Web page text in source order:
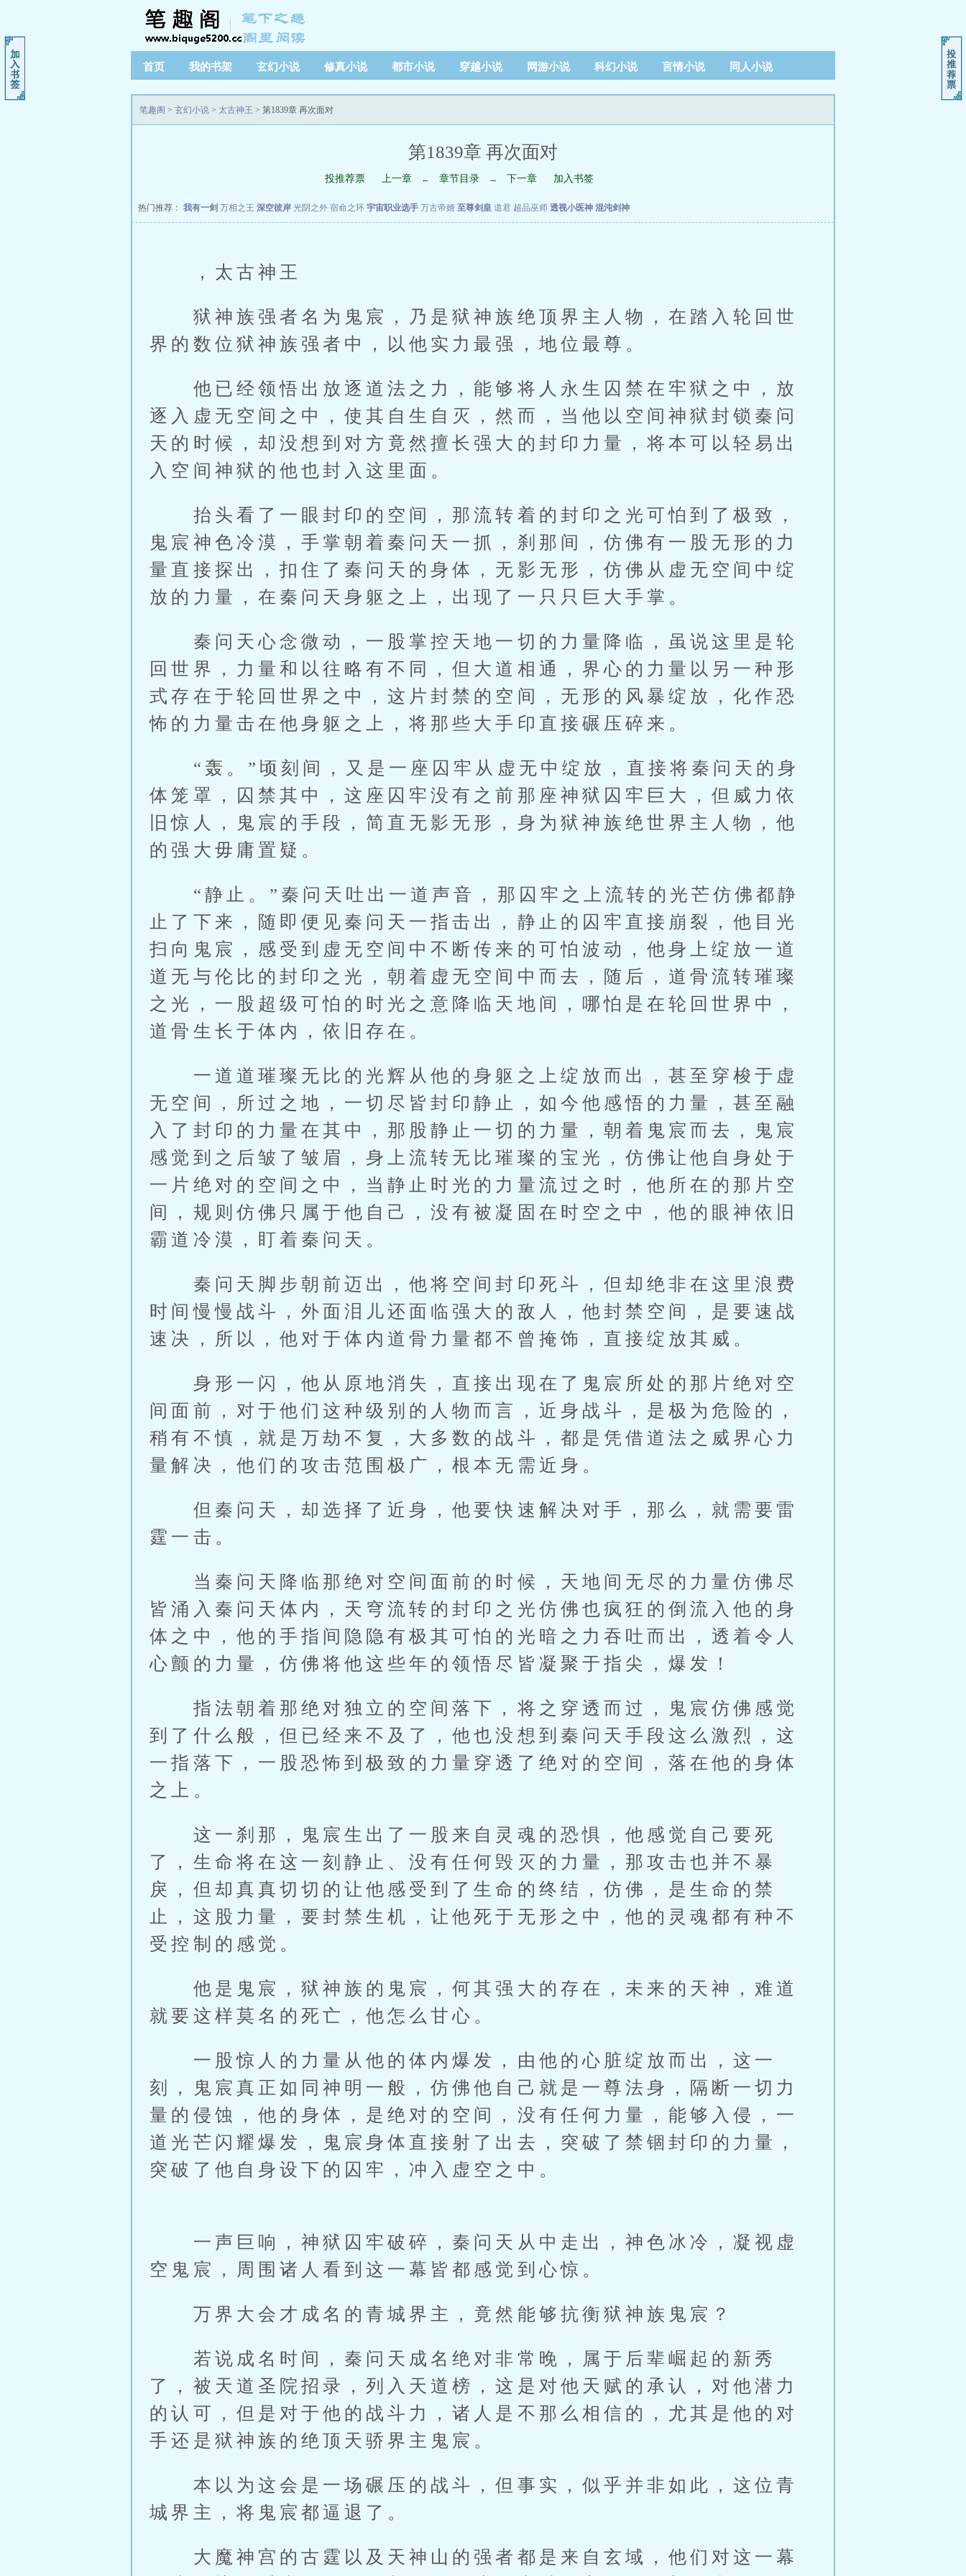
首页 我的书架 玄幻小说 修真小说 都市小说 穿越小说 网游小说 科幻小说 言情小说 同人小说
笔趣阁 > 玄幻小说 > 太古神王 > 第1839章 再次面对
第1839章 再次面对
投推荐票 上一章 ← 章节目录 → 下一章 加入书签
热门推荐： 我有一剑 万相之王 深空彼岸 光阴之外 宿命之环 宇宙职业选手 万古帝婿 至尊剑皇 道君 超品巫师 透视小医神 混沌剑神
，太古神王
狱神族强者名为鬼宸，乃是狱神族绝顶界主人物，在踏入轮回世
界的数位狱神族强者中，以他实力最强，地位最尊。
他已经领悟出放逐道法之力，能够将人永生囚禁在牢狱之中，放
逐入虚无空间之中，使其自生自灭，然而，当他以空间神狱封锁秦问
天的时候，却没想到对方竟然擅长强大的封印力量，将本可以轻易出
入空间神狱的他也封入这里面。
抬头看了一眼封印的空间，那流转着的封印之光可怕到了极致，
鬼宸神色冷漠，手掌朝着秦问天一抓，刹那间，仿佛有一股无形的力
量直接探出，扣住了秦问天的身体，无影无形，仿佛从虚无空间中绽
放的力量，在秦问天身躯之上，出现了一只只巨大手掌。
秦问天心念微动，一股掌控天地一切的力量降临，虽说这里是轮
回世界，力量和以往略有不同，但大道相通，界心的力量以另一种形
式存在于轮回世界之中，这片封禁的空间，无形的风暴绽放，化作恐
怖的力量击在他身躯之上，将那些大手印直接碾压碎来。
“轰。”顷刻间，又是一座囚牢从虚无中绽放，直接将秦问天的身
体笼罩，囚禁其中，这座囚牢没有之前那座神狱囚牢巨大，但威力依
旧惊人，鬼宸的手段，简直无影无形，身为狱神族绝世界主人物，他
的强大毋庸置疑。
“静止。”秦问天吐出一道声音，那囚牢之上流转的光芒仿佛都静
止了下来，随即便见秦问天一指击出，静止的囚牢直接崩裂，他目光
扫向鬼宸，感受到虚无空间中不断传来的可怕波动，他身上绽放一道
道无与伦比的封印之光，朝着虚无空间中而去，随后，道骨流转璀璨
之光，一股超级可怕的时光之意降临天地间，哪怕是在轮回世界中，
道骨生长于体内，依旧存在。
一道道璀璨无比的光辉从他的身躯之上绽放而出，甚至穿梭于虚
无空间，所过之地，一切尽皆封印静止，如今他感悟的力量，甚至融
入了封印的力量在其中，那股静止一切的力量，朝着鬼宸而去，鬼宸
感觉到之后皱了皱眉，身上流转无比璀璨的宝光，仿佛让他自身处于
一片绝对的空间之中，当静止时光的力量流过之时，他所在的那片空
间，规则仿佛只属于他自己，没有被凝固在时空之中，他的眼神依旧
霸道冷漠，盯着秦问天。
秦问天脚步朝前迈出，他将空间封印死斗，但却绝非在这里浪费
时间慢慢战斗，外面泪儿还面临强大的敌人，他封禁空间，是要速战
速决，所以，他对于体内道骨力量都不曾掩饰，直接绽放其威。
身形一闪，他从原地消失，直接出现在了鬼宸所处的那片绝对空
间面前，对于他们这种级别的人物而言，近身战斗，是极为危险的，
稍有不慎，就是万劫不复，大多数的战斗，都是凭借道法之威界心力
量解决，他们的攻击范围极广，根本无需近身。
但秦问天，却选择了近身，他要快速解决对手，那么，就需要雷
霆一击。
当秦问天降临那绝对空间面前的时候，天地间无尽的力量仿佛尽
皆涌入秦问天体内，天穹流转的封印之光仿佛也疯狂的倒流入他的身
体之中，他的手指间隐隐有极其可怕的光暗之力吞吐而出，透着令人
心颤的力量，仿佛将他这些年的领悟尽皆凝聚于指尖，爆发！
指法朝着那绝对独立的空间落下，将之穿透而过，鬼宸仿佛感觉
到了什么般，但已经来不及了，他也没想到秦问天手段这么激烈，这
一指落下，一股恐怖到极致的力量穿透了绝对的空间，落在他的身体
之上。
这一刹那，鬼宸生出了一股来自灵魂的恐惧，他感觉自己要死
了，生命将在这一刻静止、没有任何毁灭的力量，那攻击也并不暴
戾，但却真真切切的让他感受到了生命的终结，仿佛，是生命的禁
止，这股力量，要封禁生机，让他死于无形之中，他的灵魂都有种不
受控制的感觉。
他是鬼宸，狱神族的鬼宸，何其强大的存在，未来的天神，难道
就要这样莫名的死亡，他怎么甘心。
一股惊人的力量从他的体内爆发，由他的心脏绽放而出，这一
刻，鬼宸真正如同神明一般，仿佛他自己就是一尊法身，隔断一切力
量的侵蚀，他的身体，是绝对的空间，没有任何力量，能够入侵，一
道光芒闪耀爆发，鬼宸身体直接射了出去，突破了禁锢封印的力量，
突破了他自身设下的囚牢，冲入虚空之中。
一声巨响，神狱囚牢破碎，秦问天从中走出，神色冰冷，凝视虚
空鬼宸，周围诸人看到这一幕皆都感觉到心惊。
万界大会才成名的青城界主，竟然能够抗衡狱神族鬼宸？
若说成名时间，秦问天成名绝对非常晚，属于后辈崛起的新秀
了，被天道圣院招录，列入天道榜，这是对他天赋的承认，对他潜力
的认可，但是对于他的战斗力，诸人是不那么相信的，尤其是他的对
手还是狱神族的绝顶天骄界主鬼宸。
本以为这会是一场碾压的战斗，但事实，似乎并非如此，这位青
城界主，将鬼宸都逼退了。
大魔神宫的古霆以及天神山的强者都是来自玄域，他们对这一幕